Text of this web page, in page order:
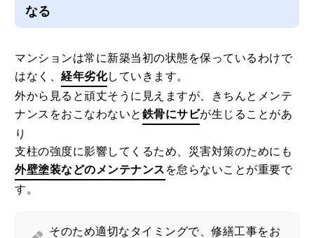
なる
マンションは常に新築当初の状態を保っているわけで
はなく、経年劣化していきます。
外から見ると頑丈そうに見えますが、きちんとメンテ
ナンスをおこなわないと 鉄骨にサビが生じることがあ
り
支柱の強度に影響してくるため、災害対策のためにも
外壁塗装などのメンテナンス を怠らないことが重要で
す。
そのため適切なタイミングで、修繕工事をお